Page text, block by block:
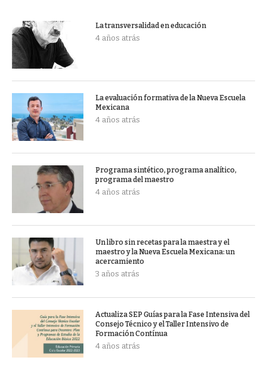
La transversalidad en educación
4 años atrás
La evaluación formativa de la Nueva Escuela
Mexicana
4 años atrás
Programa sintético, programa analítico,
programa del maestro
4 años atrás
Un libro sin recetas para la maestra y el
maestro y la Nueva Escuela Mexicana: un
acercamiento
3 años atrás
Actualiza SEP Guías para la Fase Intensiva del
Consejo Técnico y el Taller Intensivo de
Formación Contínua
4 años atrás